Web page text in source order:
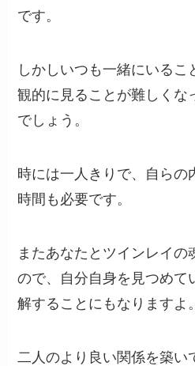
です。
しかしいつも一緒にいるこ
観的に見ることが難しくな
でしょう。
時には一人きりで、自らの
時間も必要です。
またあなたとツインレイの
ので、自分自身を見つめて
解することにもなりますよ。
二人のより良い関係を築い